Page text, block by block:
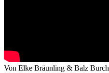
Von Elke Bräunling & Balz Burch